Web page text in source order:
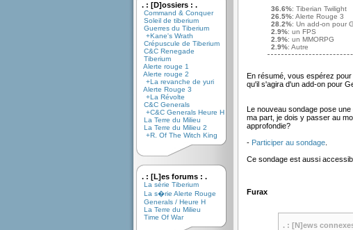
. : [D]ossiers : .
Command & Conquer
Soleil de tiberium
Guerres du Tiberium
+Kane's Wrath
Crépuscule de Tiberium
C&C Renegade
Tiberium
Alerte rouge 1
Alerte rouge 2
+La revanche de yuri
Alerte Rouge 3
+La Révolte
C&C Generals
+C&C Generals Heure H
La Terre du Milieu
La Terre du Milieu 2
+R. Of The Witch King
. : [L]es forums : .
La série Tiberium
La s�rie Alerte Rouge
Generals / Heure H
La Terre du Milieu
Time Of War
36.6%: Tiberian Twilight
26.5%: Alerte Rouge 3
28.2%: Un add-on pour
2.9%: un FPS
2.9%: un MMORPG
2.9%: Autre
En résumé, vous espérez
qu'il s'agira d'un add-on pour
Le nouveau sondage pose
ma part, je dois y passer au
approfondie?
- Participer au sondage.
Ce sondage est aussi
Furax
. : [N]ews